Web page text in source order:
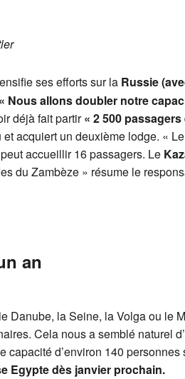
ses efforts sur la Russie
« Nous allons doubler notre
déjà fait partir« 2 500
acquiert un deuxième lodge. « Le
accueillir 16 passagers. Le
du Zambèze » résume le
an
Danube, la Seine, la Volga ou le
Cela nous a semblé naturel
d’environ 140
Egypte dès janvier prochain.